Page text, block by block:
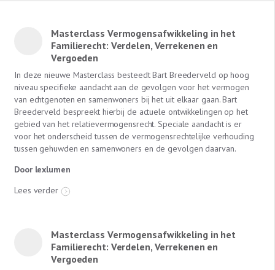
Masterclass Vermogensafwikkeling in het
Familierecht: Verdelen, Verrekenen en
Vergoeden
In deze nieuwe Masterclass besteedt Bart Breederveld op hoog
niveau specifieke aandacht aan de gevolgen voor het vermogen
van echtgenoten en samenwoners bij het uit elkaar gaan. Bart
Breederveld bespreekt hierbij de actuele ontwikkelingen op het
gebied van het relatievermogensrecht. Speciale aandacht is er
voor het onderscheid tussen de vermogensrechtelijke verhouding
tussen gehuwden en samenwoners en de gevolgen daarvan.
Door lexlumen
Lees verder
Masterclass Vermogensafwikkeling in het
Familierecht: Verdelen, Verrekenen en
Vergoeden